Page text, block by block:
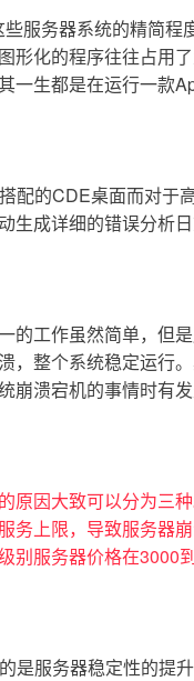
形化的程序往往占用
一生都是在运行一款
生成详细的错误分析
，整个系统稳定运行
崩溃宕机的事情时有
原因大致可以分为三
务上限，导致服务器
别服务器价格在